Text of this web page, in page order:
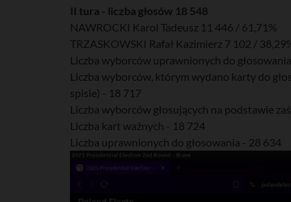
II tura - liczba głosów 18 548
NAWROCKI Karol Tadeusz 11 446 / 61,71%
TRZASKOWSKI Rafał Kazimierz 7 102 /
Liczba wyborców uprawnionych do
Liczba wyborców, którym wydano karty do
spisie) - 18 717
Liczba wyborców głosujących na podstawie
Liczba kart ważnych - 18 724
Liczba uprawnionych do głosowania - 28 634